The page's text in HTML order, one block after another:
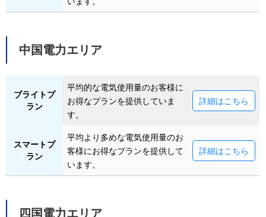
中国電力エリア
ブライトプ
ラン
平均的な電気使用量のお客様に
お得なプランを提供していま
す。
詳細はこちら
スマートプ
ラン
平均より多めな電気使用量のお
客様にお得なプランを提供して
います。
詳細はこちら
四国電力エリア